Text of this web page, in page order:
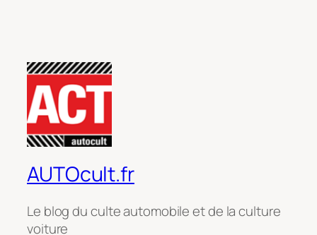
AUTOcult.fr
Le blog du culte automobile et de la culture
voiture